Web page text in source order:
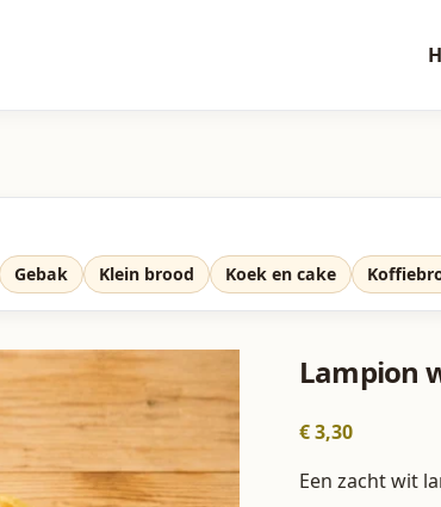
Gebak Klein brood Koek en cake
Lampion
€3,30
Een zacht wit